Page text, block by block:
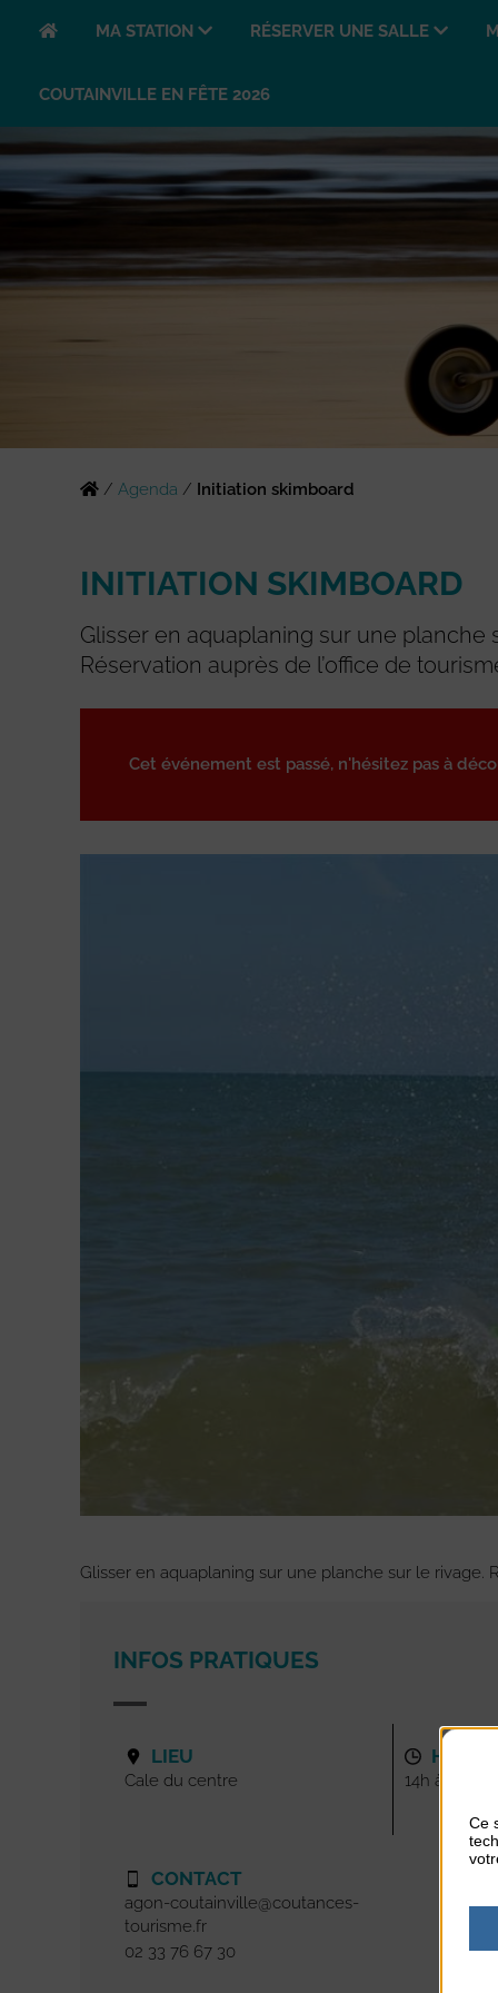
MA STATION RÉSERVER UNE SALLE
COUTAINVILLE EN FÊTE 2026
/ Agenda / Initiation skimboard
INITIATION SKIMBOARD
Glisser en aquaplaning sur une planche
Réservation auprès de l’office de
Cet événement est passé, n'hésitez pas à
Glisser en aquaplaning sur une planche sur le rivage.
INFOS PRATIQUES
LIEU
Cale du centre
CONTACT
agon-coutainville@coutances-
tourisme.fr
02 33 76 67 30
14h à 16h
Ce